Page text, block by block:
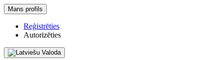
Mans profils
Reģistrēties
Autorizēties
Valoda